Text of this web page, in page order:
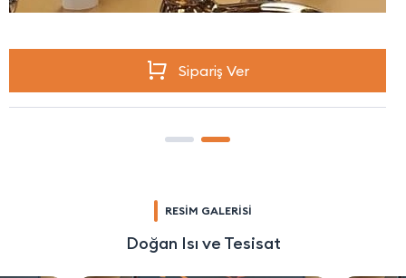
Sipariş Ver
RESİM GALERİSİ
Doğan Isı ve Tesisat